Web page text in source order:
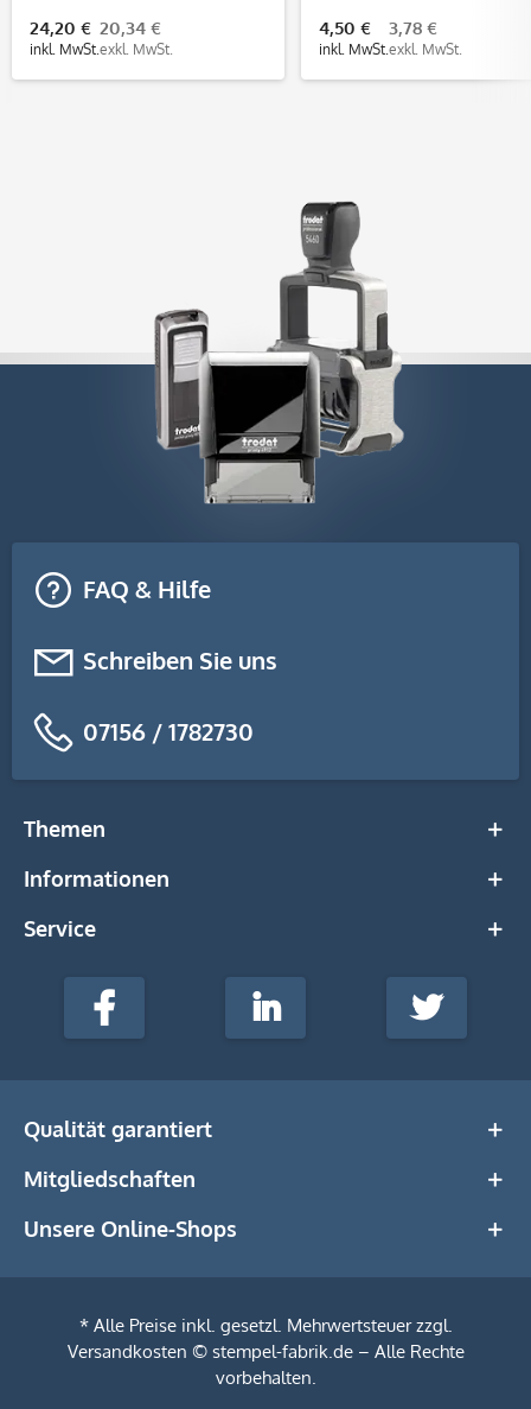
24,20 €
inkl. MwSt.
20,34 €
exkl. MwSt.
4,50 €
inkl. MwSt.
3,78 €
exkl. MwSt.
FAQ & Hilfe
Schreiben Sie uns
07156 / 1782730
Themen
Informationen
Service
stempel-
Media
Facebook LinkedIn Twitter
Qualität garantiert
Mitgliedschaften
Unsere Online-Shops
* Alle Preise inkl. gesetzl. Mehrwertsteuer zzgl.
Versandkosten © stempel-fabrik.de – Alle Rechte
vorbehalten.